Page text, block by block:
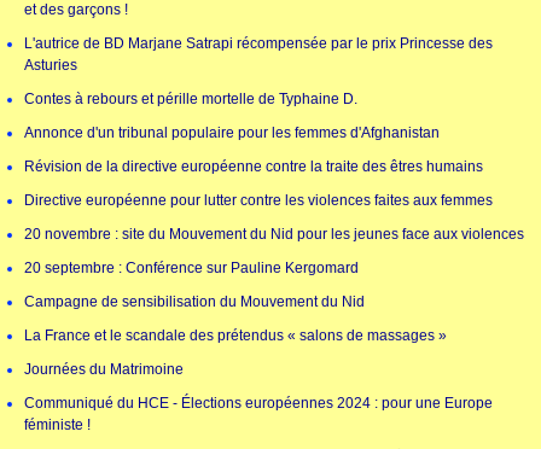
et des garçons !
L'autrice de BD Marjane Satrapi récompensée par le prix Princesse des
Asturies
Contes à rebours et pérille mortelle de Typhaine D.
Annonce d'un tribunal populaire pour les femmes d'Afghanistan
Révision de la directive européenne contre la traite des êtres humains
Directive européenne pour lutter contre les violences faites aux femmes
20 novembre : site du Mouvement du Nid pour les jeunes face aux violences
20 septembre : Conférence sur Pauline Kergomard
Campagne de sensibilisation du Mouvement du Nid
La France et le scandale des prétendus « salons de massages »
Journées du Matrimoine
Communiqué du HCE - Élections européennes 2024 : pour une Europe
féministe !